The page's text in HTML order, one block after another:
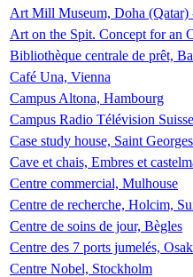
Art Mill Museum, Doha (Qatar)
Art on the Spit. Concept for an
Bibliothèque centrale de prêt,
Café Una, Vienna
Campus Altona, Hambourg
Campus Radio Télévision
Case study house, Saint Georges
Cave et chais, Embres et
Centre commercial, Mulhouse
Centre de recherche, Holcim,
Centre de soins de jour, Bègles
Centre des 7 ports jumelés,
Centre Nobel, Stockholm